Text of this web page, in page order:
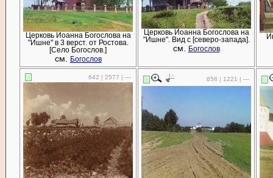
Церковь Иоанна Богослова на
"Ишне" в 3 верст. от Ростова.
[Село Богослов.]
см. Богослов
Церковь Иоанна Богослова на
"Ишне". Вид с [северо-запада].
см. Богослов
642 | 2577 | — 658 | 1221 | —